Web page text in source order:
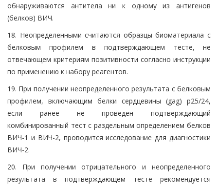
обнаруживаются антитела ни к одному из антигенов
(белков) ВИЧ.
18. Неопределенными считаются образцы биоматериала с
белковым профилем в подтверждающем тесте, не
отвечающем критериям позитивности согласно инструкции
по применению к набору реагентов.
19. При получении неопределенного результата с белковым
профилем, включающим белки сердцевины (gag) р25/24,
если ранее не проведен подтверждающий
комбинированный тест с раздельным определением белков
ВИЧ-1 и ВИЧ-2, проводится исследование для диагностики
ВИЧ-2.
20. При получении отрицательного и неопределенного
результата в подтверждающем тесте рекомендуется